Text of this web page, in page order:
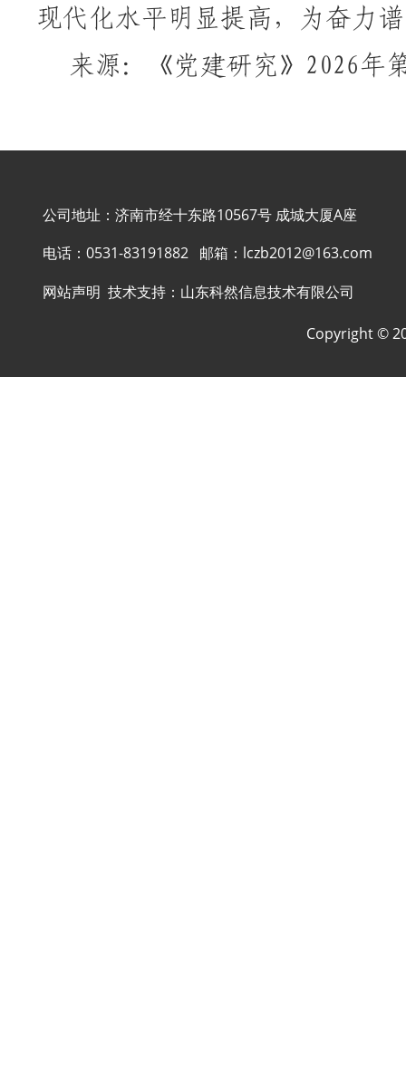
现代化水平明显提高，为奋力
来源：《党建研究》 2026年
公司地址：济南市经十东路10567号 成城大厦A座
电话： 0531-83191882 邮箱： lczb2012@163.com
网站声明 技术支持： 山东科然信息技术有限公司
Copyright ©